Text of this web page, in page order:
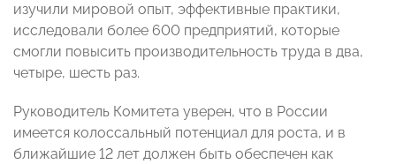
изучили мировой опыт, эффективные практики,
исследовали более 600 предприятий, которые
смогли повысить производительность труда в два,
четыре, шесть раз.
Руководитель Комитета уверен, что в России
имеется колоссальный потенциал для роста, и в
ближайшие 12 лет должен быть обеспечен как